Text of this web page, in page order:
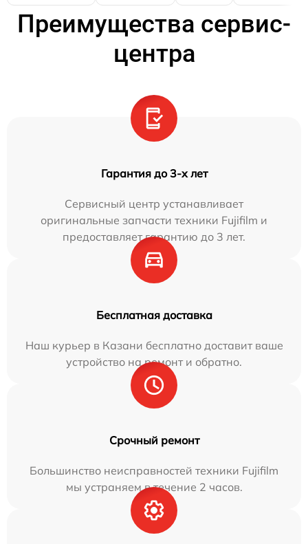
Преимущества сервис-
центра
Гарантия до 3-х лет
Сервисный центр устанавливает
оригинальные запчасти техники Fujifilm и
предоставляет гарантию до 3 лет.
Бесплатная доставка
Наш курьер в Казани бесплатно доставит ваше
устройство на ремонт и обратно.
Срочный ремонт
Большинство неисправностей техники Fujifilm
мы устраняем в течение 2 часов.